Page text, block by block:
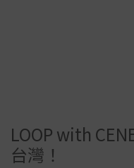
LOOP with
台灣！